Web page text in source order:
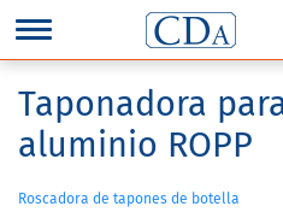
Taponadora
aluminio ROPP
Roscadora de tapones de botella